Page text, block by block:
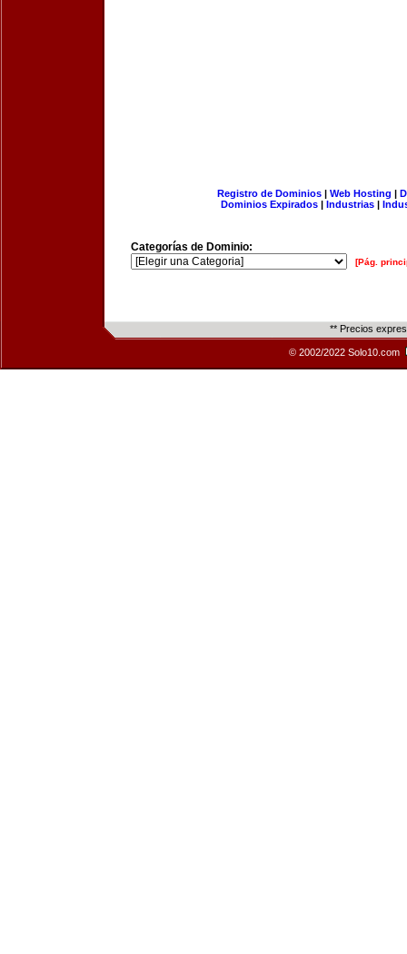
Registro de Dominios| Web Hosting |
Dominios Expirados | Industrias |
Categorías de Dominio:
[Pág.
** Precios
© 2002/2022 Solo10.com